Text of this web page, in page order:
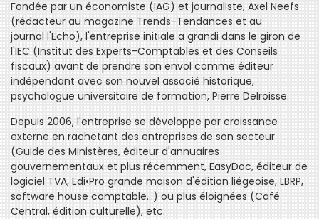
Fondée par un économiste (IAG) et journaliste, Axel Neefs
(rédacteur au magazine Trends-Tendances et au
journal l'Echo), l'entreprise initiale a grandi dans le giron de
l'IEC (Institut des Experts-Comptables et des Conseils
fiscaux) avant de prendre son envol comme éditeur
indépendant avec son nouvel associé historique,
psychologue universitaire de formation, Pierre Delroisse.
Depuis 2006, l'entreprise se développe par croissance
externe en rachetant des entreprises de son secteur
(Guide des Ministères, éditeur d'annuaires
gouvernementaux et plus récemment, EasyDoc, éditeur de
logiciel TVA, Edi•Pro grande maison d'édition liégeoise, LBRP,
software house comptable...) ou plus éloignées (Café
Central, édition culturelle), etc.